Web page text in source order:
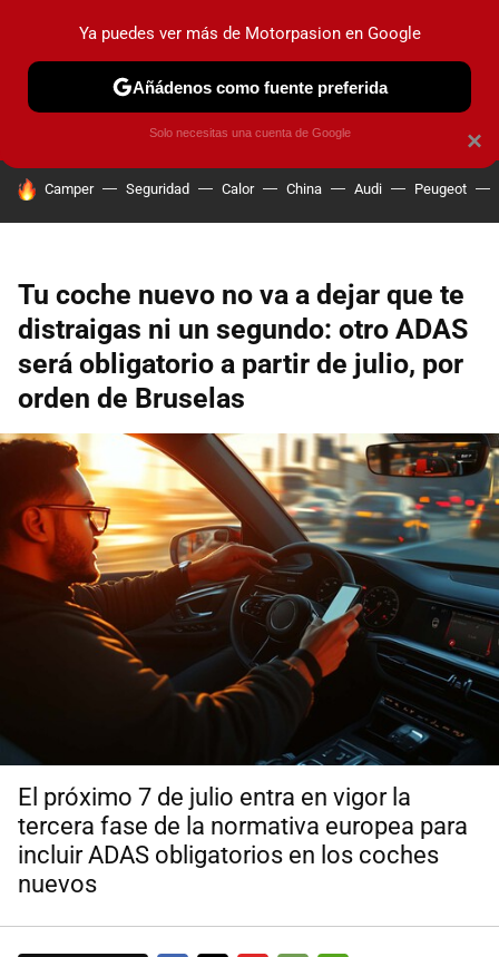
PRUEBAS COCHES ELÉCTRICOS OBSERVATORIO
HOY SE HABLA DE
Camper Seguridad Calor China Audi Peugeot
Tu coche nuevo no va a dejar que te
distraigas ni un segundo: otro ADAS
será obligatorio a partir de julio, por
orden de Bruselas
El próximo 7 de julio entra en vigor la
tercera fase de la normativa europea para
incluir ADAS obligatorios en los coches
nuevos
×
Ya puedes ver más de Motorpasion en Google
Añádenos como fuente preferida
Solo necesitas una cuenta de Google